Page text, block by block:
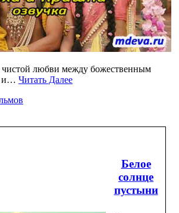
любви между божественным
и… Читать Далее
Белое
солнце
пустыни